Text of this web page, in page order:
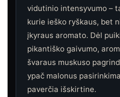
vidutinio intensyvumo –
kurie ieško ryškaus, bet
įkyraus aromato. Dėl
pikantiško gaivumo,
švaraus muskuso
ypač malonus
paverčia išskirtine.